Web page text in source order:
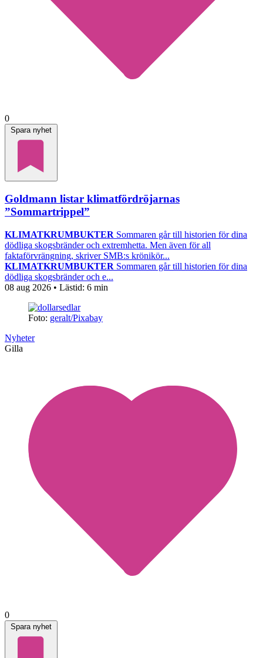
0
Spara nyhet
Goldmann listar klimatfördröjarnas
”Sommartrippel”
KLIMATKRUMBUKTER Sommaren går till historien för dina
dödliga skogsbränder och extremhetta. Men även för all
faktaförvrängning, skriver SMB:s krönikör...
KLIMATKRUMBUKTER Sommaren går till historien för dina
dödliga skogsbränder och e...
08 aug 2026 • Lästid: 6 min
Foto: geralt/Pixabay
Nyheter
Gilla
0
Spara nyhet